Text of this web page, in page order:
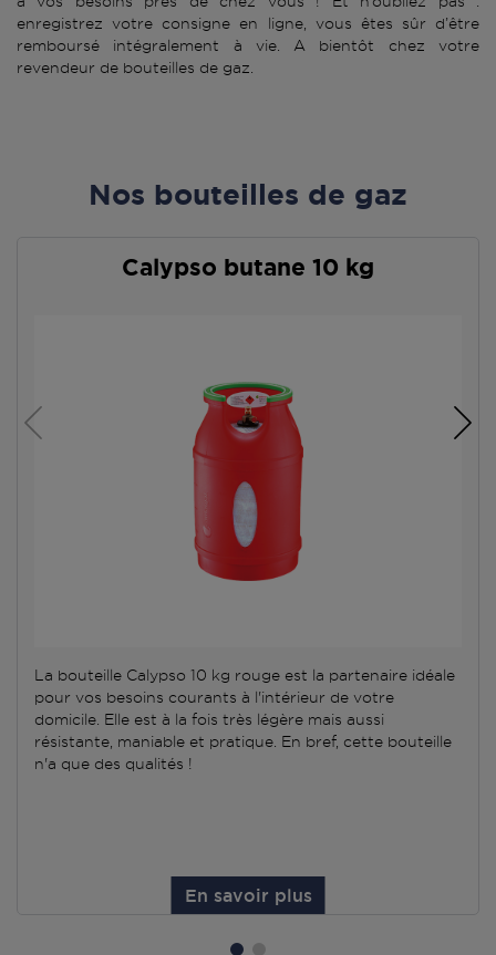
enregistrez votre consigne en ligne, vous êtes sûr d’être
remboursé intégralement à vie. A bientôt chez votre
revendeur de bouteilles de gaz.
Nos bouteilles de gaz
Calypso butane 10 kg
La bouteille Calypso 10 kg rouge est la partenaire idéale
pour vos besoins courants à l'intérieur de votre
domicile. Elle est à la fois très légère mais aussi
résistante, maniable et pratique. En bref, cette bouteille
n'a que des qualités !
En savoir plus